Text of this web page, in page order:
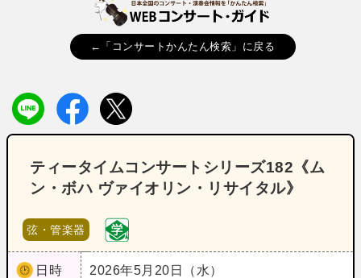
←「コンサートかんたん検索」に戻る
ティータイムコンサートシリーズ182《ム
ン・ボハ ヴァイオリン・リサイタル》
弦・管楽器
日時
2026年5月20日（水）